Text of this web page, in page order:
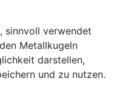
sinnvoll verwendet
Metallkugeln
darstellen,
und zu nutzen.